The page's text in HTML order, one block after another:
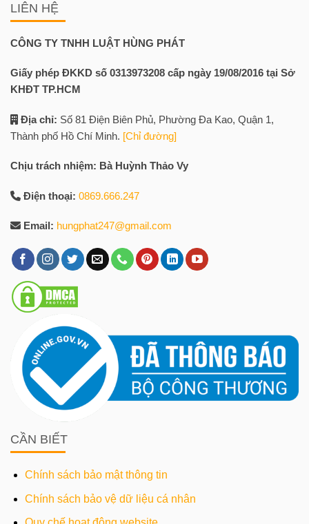
LIÊN HỆ
CÔNG TY TNHH LUẬT HÙNG PHÁT
Giấy phép ĐKKD số 0313973208 cấp ngày 19/08/2016 tại Sở
KHĐT TP.HCM
Địa chỉ: Số 81 Điện Biên Phủ, Phường Đa Kao, Quận 1,
Thành phố Hồ Chí Minh. [Chỉ đường]
Chịu trách nhiệm: Bà Huỳnh Thảo Vy
Điện thoại: 0869.666.247
Email: hungphat247@gmail.com
CẦN BIẾT
Chính sách bảo mật thông tin
Chính sách bảo vệ dữ liệu cá nhân